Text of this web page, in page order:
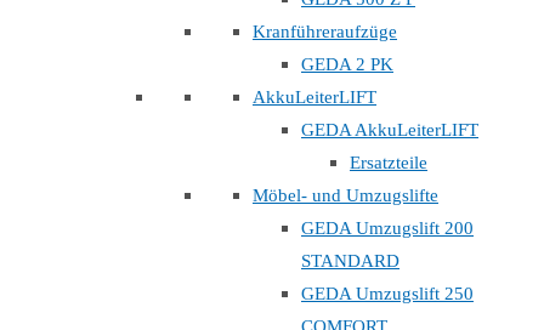
Kranführeraufzüge
GEDA 2 PK
AkkuLeiterLIFT
GEDA AkkuLeiterLIFT
Ersatzteile
Möbel- und Umzugslifte
GEDA Umzugslift 200
STANDARD
GEDA Umzugslift 250